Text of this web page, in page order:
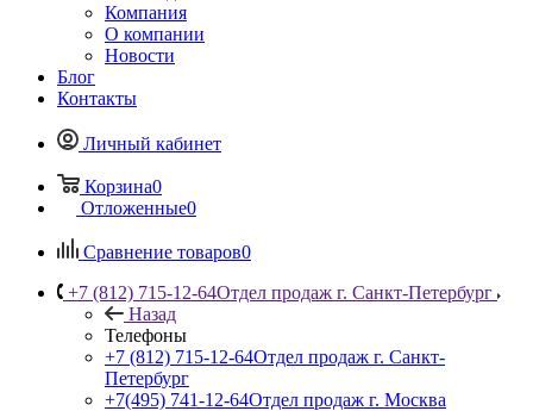
Компания
О компании
Новости
Блог
Контакты
Личный кабинет
Корзина0
Отложенные0
Сравнение товаров0
+7 (812) 715-12-64Отдел продаж г. Санкт-Петербург
Назад
Телефоны
+7 (812) 715-12-64Отдел продаж г. Санкт-
Петербург
+7(495) 741-12-64Отдел продаж г. Москва